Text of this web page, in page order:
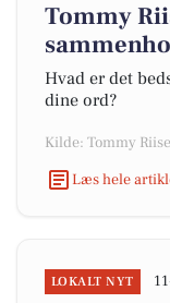
Tommy
Hvad er det
dine ord?
Kilde: Tommy Riise
Læs hele
LOKALT NYT